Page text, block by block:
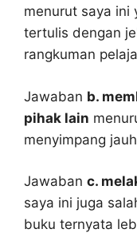
menurut saya ini
tertulis dengan
rangkuman
Jawaban b.
pihak lain
menyimpang
Jawaban c.
saya ini juga
buku ternyata